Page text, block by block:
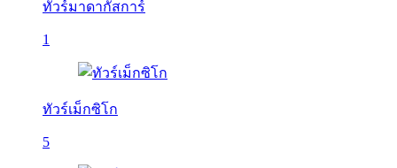
ทัวร์มาดากัสการ์
1
ทัวร์เม็กซิโก
5